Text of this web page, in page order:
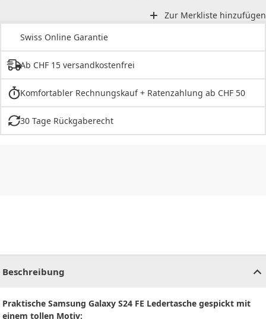
Zur Merkliste hinzufügen
Swiss Online Garantie
Ab CHF 15 versandkostenfrei
Komfortabler Rechnungskauf + Ratenzahlung ab CHF 50
30 Tage Rückgaberecht
Beschreibung
Praktische Samsung Galaxy S24 FE Ledertasche gespickt mit
einem tollen Motiv: